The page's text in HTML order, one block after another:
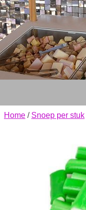
Home / Snoep per stuk